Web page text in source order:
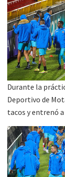
Durante la
Deportivo de
tacos y entrenó